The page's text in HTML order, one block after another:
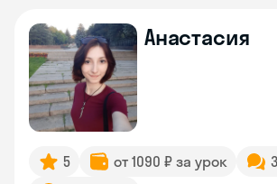
Анастасия
5 от 1090 ₽ за урок